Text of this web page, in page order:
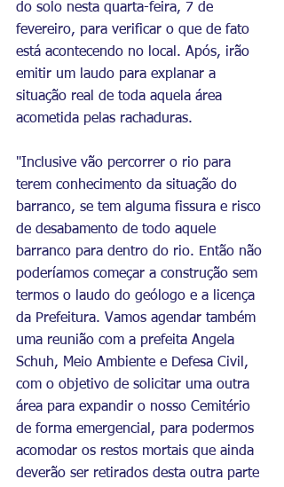
do solo nesta quarta-feira, 7 de
fevereiro, para verificar o que de fato
está acontecendo no local. Após, irão
emitir um laudo para explanar a
situação real de toda aquela área
acometida pelas rachaduras.
"Inclusive vão percorrer o rio para
terem conhecimento da situação do
barranco, se tem alguma fissura e risco
de desabamento de todo aquele
barranco para dentro do rio. Então não
poderíamos começar a construção sem
termos o laudo do geólogo e a licença
da Prefeitura. Vamos agendar também
uma reunião com a prefeita Angela
Schuh, Meio Ambiente e Defesa Civil,
com o objetivo de solicitar uma outra
área para expandir o nosso Cemitério
de forma emergencial, para podermos
acomodar os restos mortais que ainda
deverão ser retirados desta outra parte